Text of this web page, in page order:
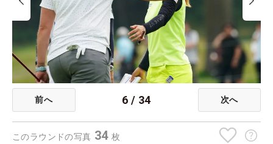
前へ 6 / 34 次へ
このラウンドの写真 34枚